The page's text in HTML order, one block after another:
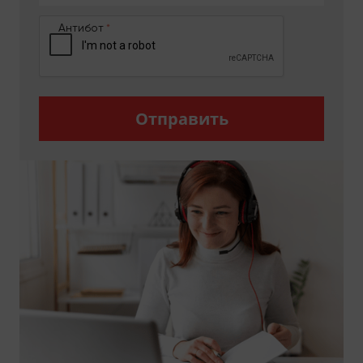
территории Киева, Киевской области, включая
Ирпень (Ирпенское направление), Вышгород,
Обухов и другие населенные пункты, а в
типа или бортовой) до грузового десятитонного
МАНа.
СКОЛЬКО СТОИТ И КАК
ЗАКАЗАТЬ?
Наша компания Moving Expert ведет открытую
политику ценообразования. Все расценки на
предлагаемые работы представлены на сайте
moving-expert.kyiv.ua, что дает возможность
клиенту самостоятельно сделать
предварительные расчет, а после оформления
Антибот
Отправить